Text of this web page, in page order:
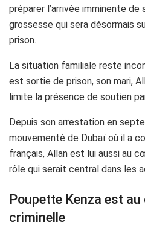
préparer l’arrivée imminente
grossesse qui sera désormais
prison.
La situation familiale reste
est sortie de prison, son mari,
limite la présence de soutien
Depuis son arrestation en
mouvementé de Dubaï où il a
français, Allan est lui aussi au
rôle qui serait central dans les
Poupette Kenza est
criminelle